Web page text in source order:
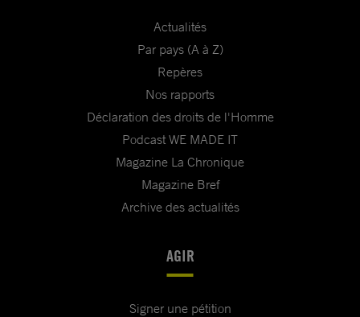
Actualités
Par pays (A à Z)
Repères
Nos rapports
Déclaration des droits de l'Homme
Podcast WE MADE IT
Magazine La Chronique
Magazine Bref
Archive des actualités
AGIR
Signer une pétition